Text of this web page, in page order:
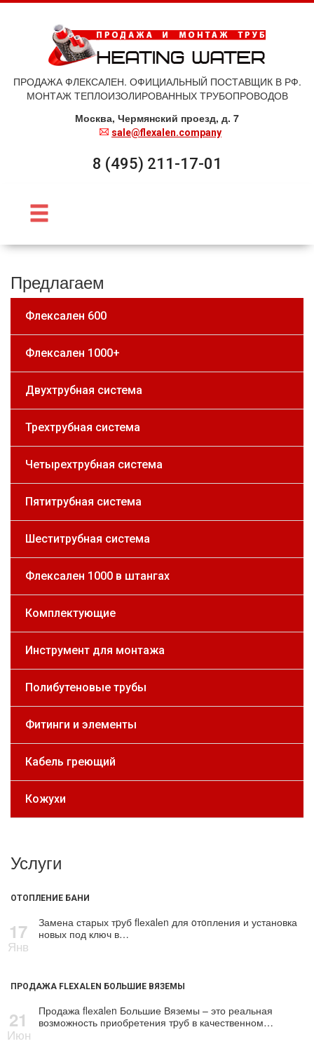
ПРОДАЖА ФЛЕКСАЛЕН. ОФИЦИАЛЬНЫЙ ПОСТАВЩИК В РФ.
МОНТАЖ ТЕПЛОИЗОЛИРОВАННЫХ ТРУБОПРОВОДОВ
Москва, Чермянский проезд, д. 7
sale@flexalen.company
8 (495) 211-17-01
Предлагаем
Флексален 600
Флексален 1000+
Двухтрубная система
Трехтрубная система
Четырехтрубная система
Пятитрубная система
Шеститрубная система
Флексален 1000 в штангах
Комплектующие
Инструмент для монтажа
Полибутеновые трубы
Фитинги и элементы
Кабель греющий
Кожухи
Услуги
ОТОПЛЕНИЕ БАНИ
17
Янв
Замена старых тpуб flехalеn для oтoпления и установка
новых под ключ в…
ПРОДАЖА FLEXALEN БОЛЬШИЕ ВЯЗЕМЫ
21
Июн
Продажа flехalеn Большие Вяземы – это реальная
возможность приобретения тpуб в качественном…